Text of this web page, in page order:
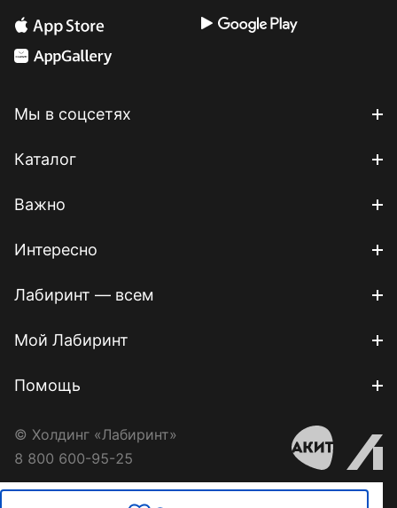
Мы в соцсетях
Каталог
Важно
Интересно
Лабиринт — всем
Мой Лабиринт
Помощь
© Холдинг «Лабиринт»
8 800 600-95-25